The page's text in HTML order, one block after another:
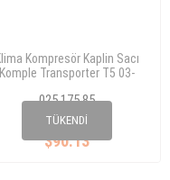
TÜKENDI
Kompresör Kaplin Sacı
Komple Transporter T5 03-
025 175 85
$90.13
7H0 820 805H